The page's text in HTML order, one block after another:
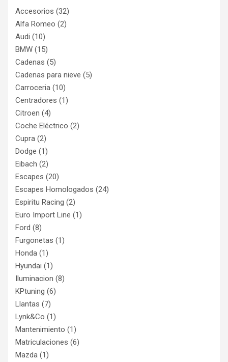
Accesorios (32)
Alfa Romeo (2)
Audi (10)
BMW (15)
Cadenas (5)
Cadenas para nieve (5)
Carroceria (10)
Centradores (1)
Citroen (4)
Coche Eléctrico (2)
Cupra (2)
Dodge (1)
Eibach (2)
Escapes (20)
Escapes Homologados (24)
Espiritu Racing (2)
Euro Import Line (1)
Ford (8)
Furgonetas (1)
Honda (1)
Hyundai (1)
Iluminacion (8)
KPtuning (6)
Llantas (7)
Lynk&Co (1)
Mantenimiento (1)
Matriculaciones (6)
Mazda (1)